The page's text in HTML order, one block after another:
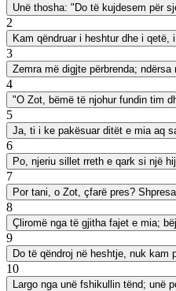
Unë thosha: "Do të kujdesem për
2
Kam qëndruar i heshtur dhe i
3
Zemra më digjte përbrenda;
4
"O Zot, bëmë të njohur fundin tim
5
Ja, ti i ke pakësuar ditët e mia aq
6
Po, njeriu sillet rreth e qark si një
7
Por tani, o Zot, çfarë pres?
8
Çliromë nga të gjitha fajet e mia;
9
Do të qëndroj në heshtje, nuk kam
10
Largo nga unë fshikullin tënd; unë